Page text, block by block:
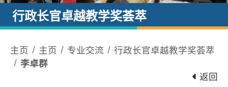
行政长官卓越教学奖荟萃
主页 主页 专业交流
行政长官卓越教学奖荟萃
李卓群
返回